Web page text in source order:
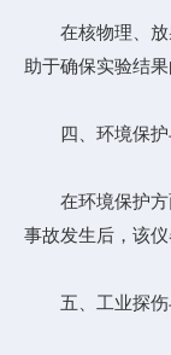
在核物理、放射
助于确保实验结果
四、环境保护
在环境保护方面
事故发生后，该
五、工业探伤